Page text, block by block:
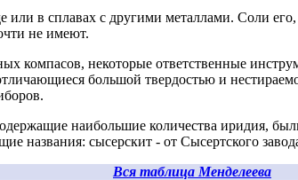
в сплавах с другими металлами. Соли
не имеют.
компасов, некоторые ответственные
большой твердостью и
наибольшие количества иридия,
названия: сысерскит - от Сысертского
Вся таблица Менделеева